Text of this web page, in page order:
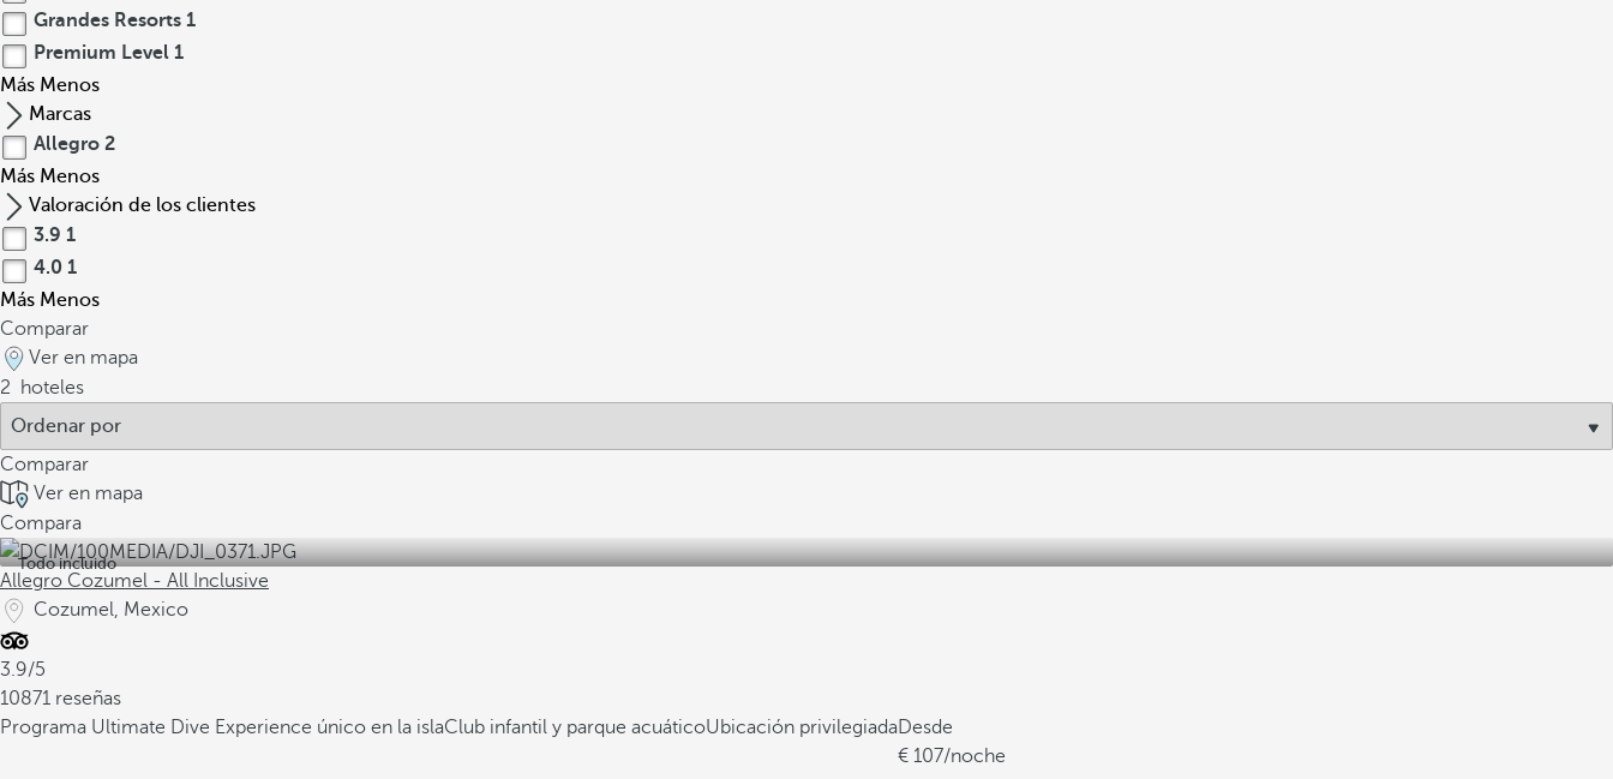
Grandes Resorts 1
Premium Level 1
Más Menos
Marcas
Allegro 2
Más Menos
Valoración de los clientes
3.9 1
4.0 1
Más Menos
Comparar
Ver en mapa
2
hoteles
Comparar
Ver en mapa
Compara
Todo incluido
Allegro Cozumel - All Inclusive
Cozumel, Mexico
3.9/5
10871 reseñas
Programa Ultimate Dive Experience único en la islaClub infantil y parque acuáticoUbicación privilegiadaDesde
107/noche